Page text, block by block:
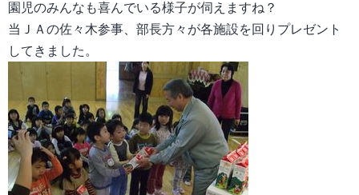
園児のみんなも喜んでいる様子が伺えますね？
当ＪＡの佐々木参事、部長方々が各施設を回りプレゼント
してきました。